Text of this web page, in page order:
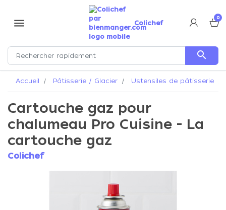
menu Colichef
0
search
Accueil Pâtisserie / Glacier Ustensiles de pâtisserie
Cartouche gaz pour
chalumeau Pro Cuisine - La
cartouche gaz
Colichef